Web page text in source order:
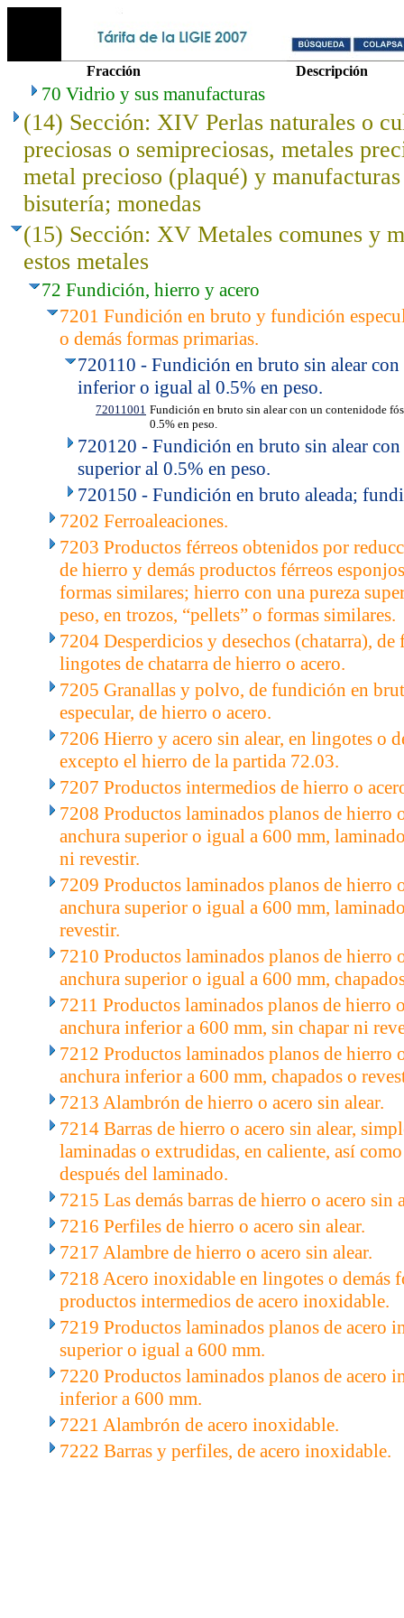
Fracción Descripción
70 Vidrio y sus manufacturas
(14) Sección: XIV Perlas naturales o
preciosas o semipreciosas, metales
metal precioso (plaqué) y
bisutería; monedas
(15) Sección: XV Metales comunes y
estos metales
72 Fundición, hierro y acero
7201 Fundición en bruto y fundición
o demás formas primarias.
720110 - Fundición en bruto sin alear
inferior o igual al 0.5% en peso.
72011001 Fundición en bruto sin alear con un contenidode
0.5% en peso.
720120 - Fundición en bruto sin alear
superior al 0.5% en peso.
720150 - Fundición en bruto aleada;
7202 Ferroaleaciones.
7203 Productos férreos obtenidos por
de hierro y demás productos férreos
formas similares; hierro con una pureza
peso, en trozos, “pellets” o formas similares.
7204 Desperdicios y desechos (chatarra),
lingotes de chatarra de hierro o acero.
7205 Granallas y polvo, de fundición en
especular, de hierro o acero.
7206 Hierro y acero sin alear, en lingotes o
excepto el hierro de la partida 72.03.
7207 Productos intermedios de hierro o
7208 Productos laminados planos de hierro
anchura superior o igual a 600 mm,
ni revestir.
7209 Productos laminados planos de hierro
anchura superior o igual a 600 mm,
revestir.
7210 Productos laminados planos de hierro
anchura superior o igual a 600 mm,
7211 Productos laminados planos de hierro
anchura inferior a 600 mm, sin chapar ni
7212 Productos laminados planos de hierro
anchura inferior a 600 mm, chapados o
7213 Alambrón de hierro o acero sin alear.
7214 Barras de hierro o acero sin alear,
laminadas o extrudidas, en caliente, así
después del laminado.
7215 Las demás barras de hierro o acero sin
7216 Perfiles de hierro o acero sin alear.
7217 Alambre de hierro o acero sin alear.
7218 Acero inoxidable en lingotes o demás
productos intermedios de acero inoxidable.
7219 Productos laminados planos de acero
superior o igual a 600 mm.
7220 Productos laminados planos de acero
inferior a 600 mm.
7221 Alambrón de acero inoxidable.
7222 Barras y perfiles, de acero inoxidable.